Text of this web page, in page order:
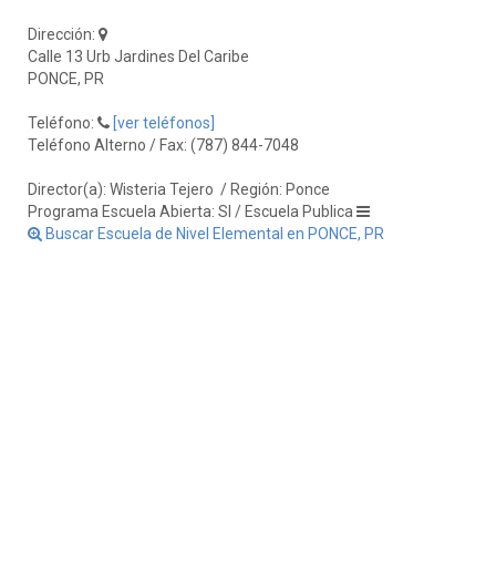
Dirección:
Calle 13 Urb Jardines Del Caribe
PONCE, PR
Teléfono:
[ver teléfonos]
Teléfono Alterno / Fax: (787) 844-7048
Director(a): Wisteria Tejero / Región: Ponce
Programa Escuela Abierta: SI / Escuela Publica
Buscar Escuela de Nivel Elemental en PONCE, PR